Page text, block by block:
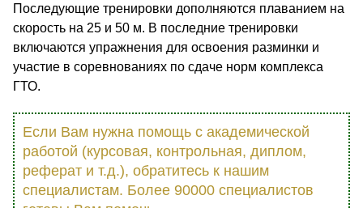
Последующие тренировки дополняются плаванием на
скорость на 25 и 50 м. В последние тренировки
включаются упражнения для освоения разминки и
участие в соревнованиях по сдаче норм комплекса
ГТО.
Если Вам нужна помощь с академической
работой (курсовая, контрольная, диплом,
реферат и т.д.), обратитесь к нашим
специалистам. Более 90000 специалистов